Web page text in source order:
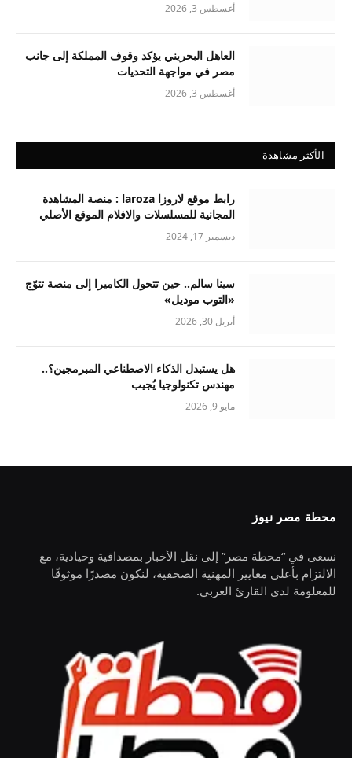
أغسطس 3, 2026
العاهل البحريني يؤكد وقوف المملكة إلى جانب
مصر في مواجهة التحديات
أغسطس 3, 2026
الأكثر مشاهدة
رابط موقع لاروزا laroza : منصة المشاهدة
المجانية للمسلسلات والافلام الموقع الأصلي
ديسمبر 17, 2024
سينا سالم.. حين تتحول الكاميرا إلى منصة تتوّج
«التوب موديل»
أبريل 30, 2026
هل يستبدل الذكاء الاصطناعي المبرمجين؟..
مهندس تكنولوجيا يُجيب
مايو 9, 2026
محطة مصر نيوز
نسعى في “محطة مصر” إلى نقل الأخبار بمصداقية وحيادية، مع
الالتزام بأعلى معايير المهنية الصحفية، لنكون مصدرًا موثوقًا
للمعلومة لدى القارئ العربي.